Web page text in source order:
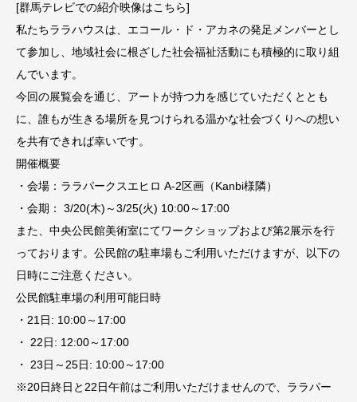
[群馬テレビでの紹介映像はこちら]
私たちララハウスは、エコール・ド・アカネの発足メンバーとし
て参加し、地域社会に根ざした社会福祉活動にも積極的に取り組
んでいます。
今回の展覧会を通じ、アートが持つ力を感じていただくととも
に、誰もが生きる場所を見つけられる温かな社会づくりへの想い
を共有できれば幸いです。
開催概要
・会場：ララパークスエヒロ A-2区画（Kanbi様隣）
・会期： 3/20(木)～3/25(火) 10:00～17:00
また、中央公民館美術室にてワークショップおよび第2展示を行
っております。公民館の駐車場もご利用いただけますが、以下の
日時にご注意ください。
公民館駐車場の利用可能日時
・21日: 10:00～17:00
・ 22日: 12:00～17:00
・ 23日～25日: 10:00～17:00
※20日終日と22日午前はご利用いただけませんので、ララパー